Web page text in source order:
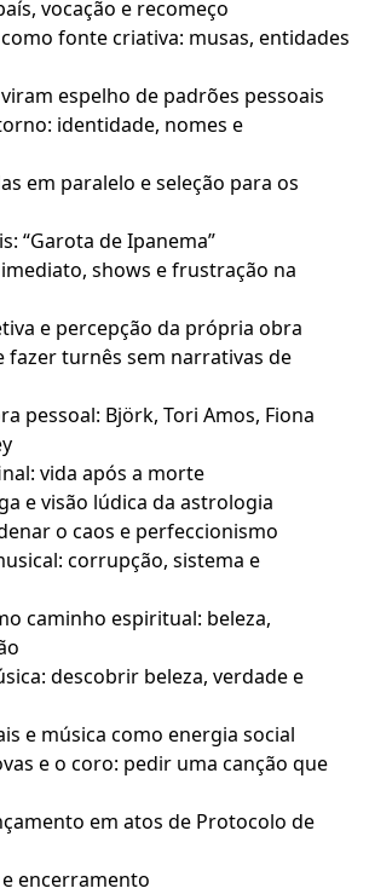
vocação e recomeço
fonte criativa: musas, entidades
espelho de padrões pessoais
identidade, nomes e
em paralelo e seleção para os
“Garota de Ipanema”
shows e frustração na
e percepção da própria obra
fazer turnês sem narrativas de
pessoal: Björk, Tori Amos, Fiona
vida após a morte
e visão lúdica da astrologia
o caos e perfeccionismo
corrupção, sistema e
caminho espiritual: beleza,
descobrir beleza, verdade e
e música como energia social
e o coro: pedir uma canção que
em atos de Protocolo de
encerramento